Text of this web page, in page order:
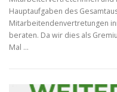
Hauptaufgaben des
Mitarbeitendenvertretungen
beraten. Da wir dies als
Mal …